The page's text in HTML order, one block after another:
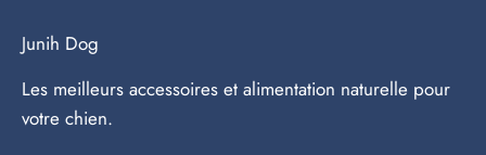
Junih Dog
Les meilleurs accessoires et alimentation naturelle pour
votre chien.